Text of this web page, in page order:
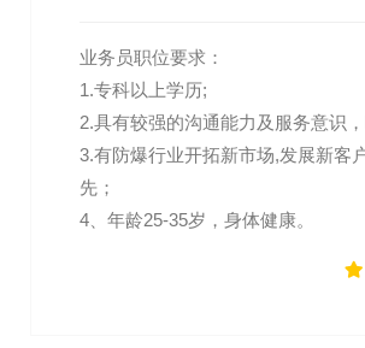
业务员职位要求：
1.专科以上学历;
2.具有较强的沟通能力及服务意识
3.有防爆行业开拓新市场,发展新客
先；
4、年龄25-35岁，身体健康。